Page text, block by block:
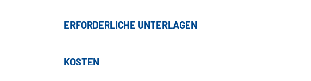
ERFORDERLICHE UNTERLAGEN
KOSTEN